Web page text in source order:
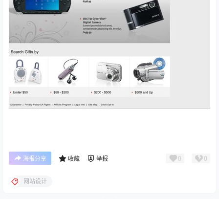
海报分享 收藏 举报 0 0
网站设计